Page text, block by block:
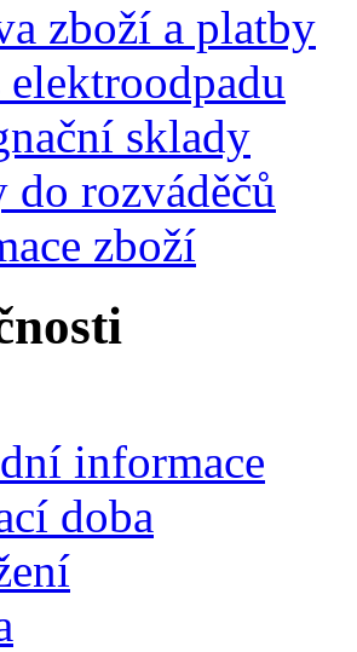
zboží a platby
sklady
do rozváděčů
zboží
informace
doba